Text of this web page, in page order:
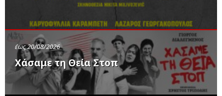
έως 20/08/2026
Χάσαμε τη Θεία Στοπ